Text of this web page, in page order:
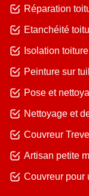
Réparation
Etanchéité
Isolation
Peinture sur
Pose et
Nettoyage et
Couvreur
Artisan petite
Couvreur pour